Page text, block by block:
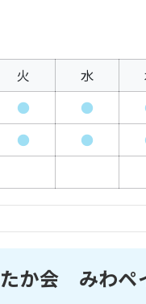
火 水
● ●
● ●
か会 みわペ